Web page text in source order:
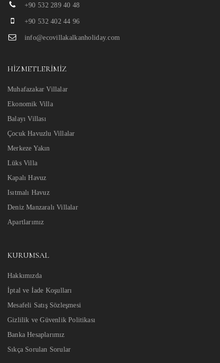
+90 532 289 40 48
+90 532 402 44 96
info@ecovillakalkanholiday.com
HIZMETLERIMIZ
Muhafazakar Villalar
Ekonomik Villa
Balayı Villası
Çocuk Havuzlu Villalar
Merkeze Yakın
Lüks Villa
Kapalı Havuz
Isıtmalı Havuz
Deniz Manzaralı Villalar
Apartlarımız
KURUMSAL
Hakkımızda
İptal ve İade Koşulları
Mesafeli Satış Sözleşmesi
Gizlilik ve Güvenlik Politikası
Banka Hesaplarımız
Sıkça Sorulan Sorular